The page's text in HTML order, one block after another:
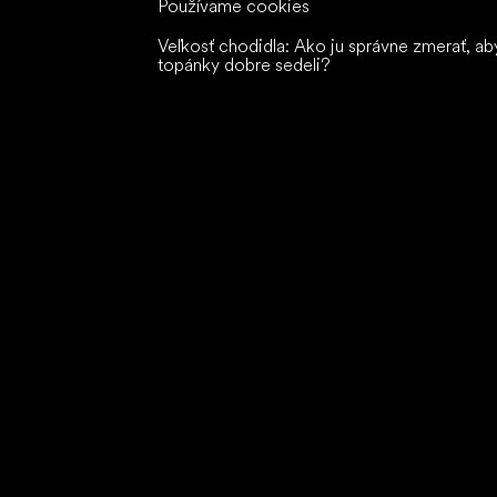
Používame cookies
Veľkosť chodidla: Ako ju správne zmerať,
topánky dobre sedeli?